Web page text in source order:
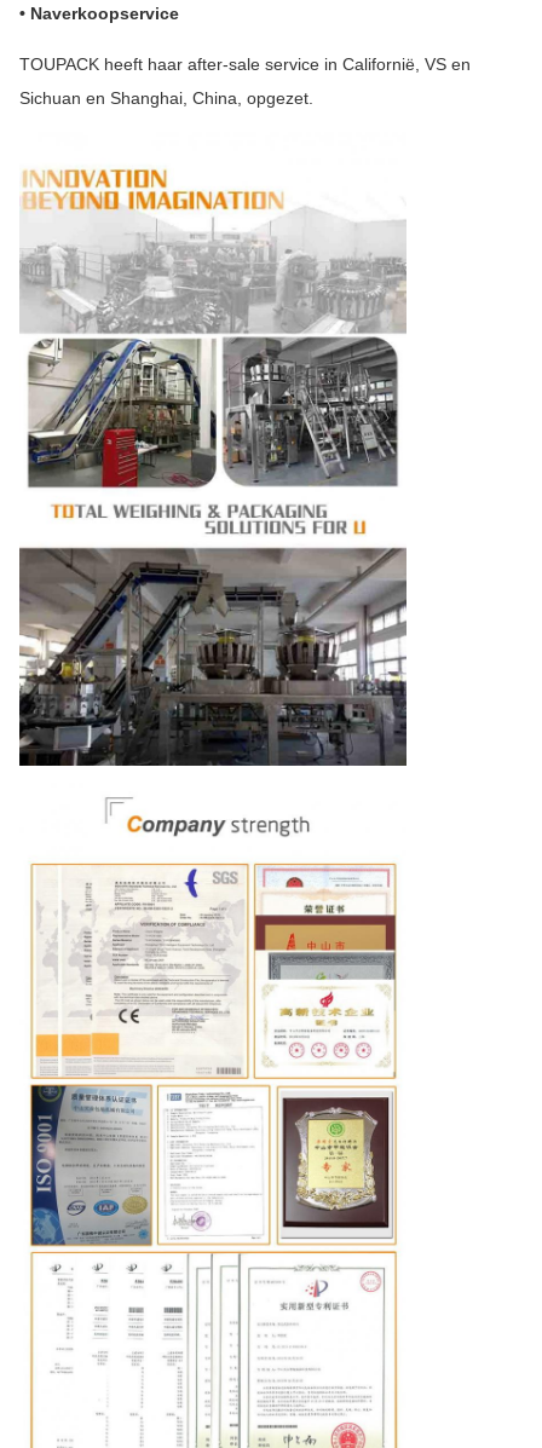
• Naverkoopservice
TOUPACK heeft haar after-sale service in Californië, VS en
Sichuan en Shanghai, China, opgezet.